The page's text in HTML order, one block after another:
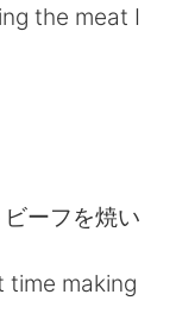
the meat I
ーフを焼い
time making